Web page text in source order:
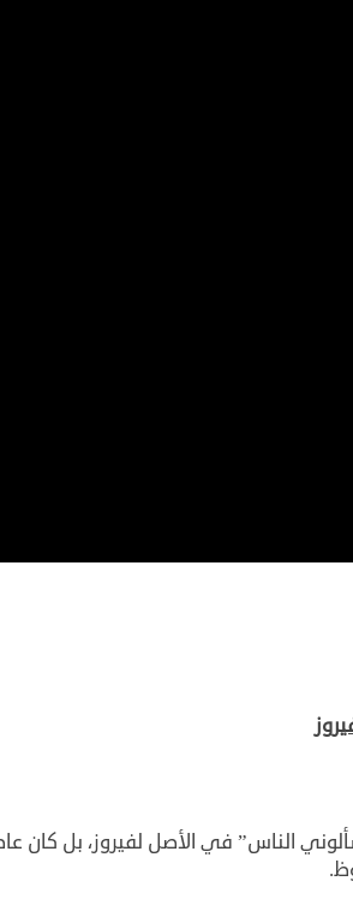
الناس” في الأصل لفيروز، بل كان